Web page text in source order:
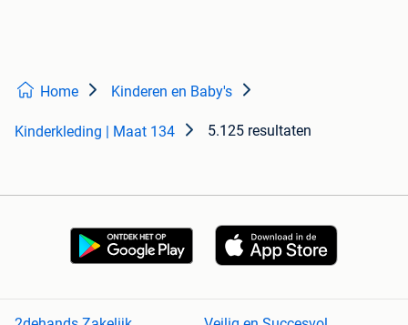
Home Kinderen en Baby's
Kinderkleding | Maat 134 5.125 resultaten